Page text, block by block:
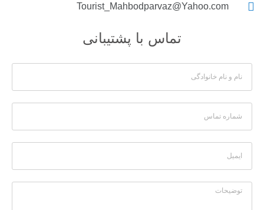
Tourist_Mahbodparvaz@Yahoo.com
تماس با پشتیبانی